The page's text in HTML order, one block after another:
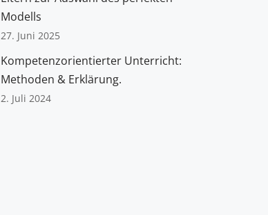
Modells
27. Juni 2025
Kompetenzorientierter Unterricht:
Methoden & Erklärung.
2. Juli 2024